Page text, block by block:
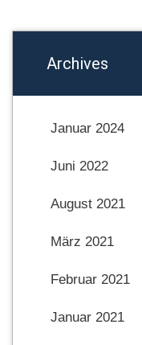
Archives
Januar 2024
Juni 2022
August 2021
März 2021
Februar 2021
Januar 2021